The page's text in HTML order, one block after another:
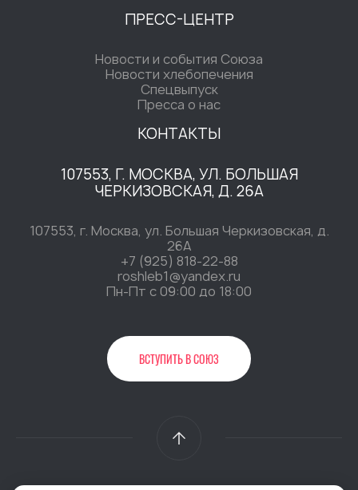
ПРЕСС-ЦЕНТР
Новости и события Союза
Новости хлебопечения
Спецвыпуск
Пресса о нас
КОНТАКТЫ
107553, Г. МОСКВА, УЛ. БОЛЬШАЯ
ЧЕРКИЗОВСКАЯ, Д. 26А
107553, г. Москва, ул. Большая Черкизовская, д.
26А
+7 (925) 818-22-88
roshleb1@yandex.ru
Пн-Пт c 09:00 до 18:00
ВСТУПИТЬ В СОЮЗ